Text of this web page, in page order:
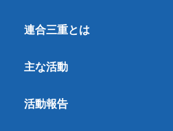
連合三重とは
主な活動
活動報告